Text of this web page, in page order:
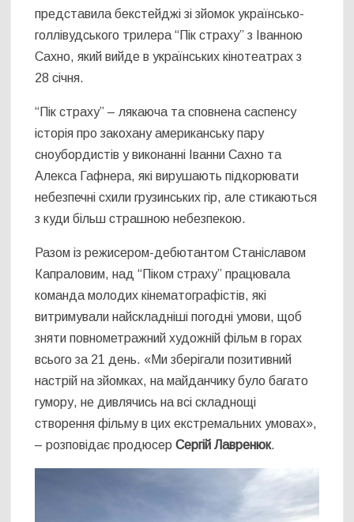
представила бекстейджі зі зйомок українсько-
голлівудського трилера “Пік страху” з Іванною
Сахно, який вийде в українських кінотеатрах з
28 січня.
“Пік страху” – лякаюча та сповнена саспенсу
історія про закохану американську пару
сноубордистів у виконанні Іванни Сахно та
Алекса Гафнера, які вирушають підкорювати
небезпечні схили грузинських гір, але стикаються
з куди більш страшною небезпекою.
Разом із режисером-дебютантом Станіславом
Капраловим, над “Піком страху” працювала
команда молодих кінематографістів, які
витримували найскладніші погодні умови, щоб
зняти повнометражний художній фільм в горах
всього за 21 день. «Ми зберігали позитивний
настрій на зйомках, на майданчику було багато
гумору, не дивлячись на всі складнощі
створення фільму в цих екстремальних умовах»,
– розповідає продюсерСергій Лавренюк.